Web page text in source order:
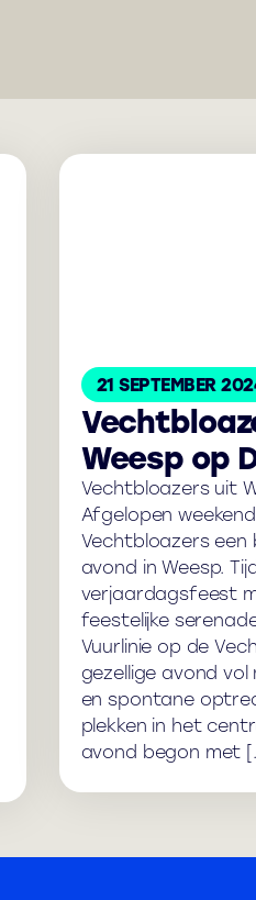
21 SEPTEMBER
Weesp op
Vechtbloazers uit
Afgelopen
Vechtbloazers een
avond in Weesp.
verjaardagsfeest
feestelijke
Vuurlinie op de
gezellige avond vol
en spontane
plekken in het
avond begon met